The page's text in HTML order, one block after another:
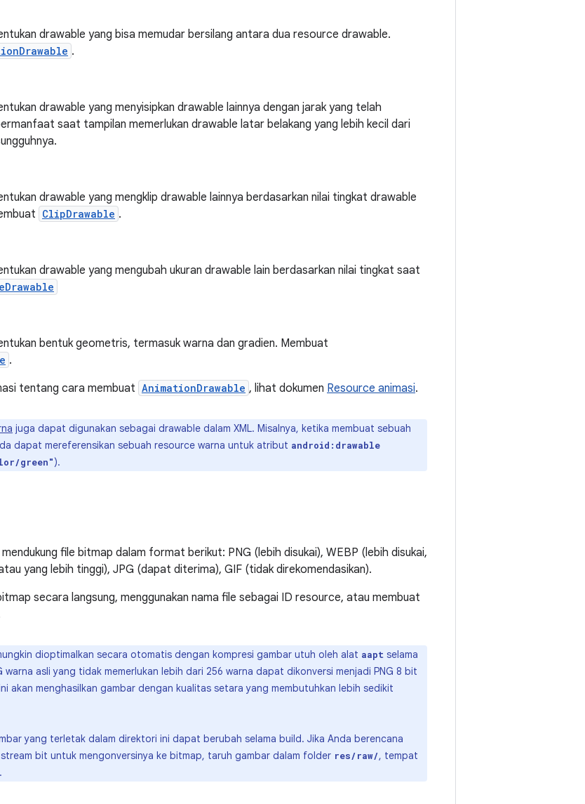
drawable yang bisa memudar bersilang antara dua resource drawable.
.
drawable yang menyisipkan drawable lainnya dengan jarak yang telah
saat tampilan memerlukan drawable latar belakang yang lebih kecil dari
drawable yang mengklip drawable lainnya berdasarkan nilai tingkat drawable
ClipDrawable .
drawable yang mengubah ukuran drawable lain berdasarkan nilai tingkat saat
bentuk geometris, termasuk warna dan gradien. Membuat
.
tentang cara membuat AnimationDrawable , lihat dokumen Resource animasi.
juga dapat digunakan sebagai drawable dalam XML. Misalnya, ketika membuat sebuah
dapat mereferensikan sebuah resource warna untuk atribut android:drawable
green").
file bitmap dalam format berikut: PNG (lebih disukai), WEBP (lebih disukai,
yang lebih tinggi), JPG (dapat diterima), GIF (tidak direkomendasikan).
secara langsung, menggunakan nama file sebagai ID resource, atau membuat
dioptimalkan secara otomatis dengan kompresi gambar utuh oleh alat aapt selama
warna asli yang tidak memerlukan lebih dari 256 warna dapat dikonversi menjadi PNG 8 bit
akan menghasilkan gambar dengan kualitas setara yang membutuhkan lebih sedikit
yang terletak dalam direktori ini dapat berubah selama build. Jika Anda berencana
bit untuk mengonversinya ke bitmap, taruh gambar dalam folder res/raw/, tempat